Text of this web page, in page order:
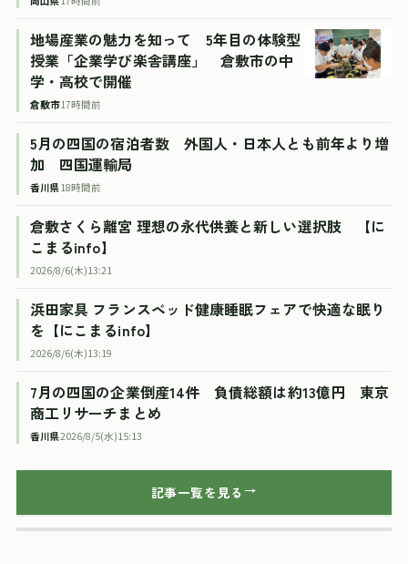
地場産業の魅力を知って 5年目の体験型
授業「企業学び楽舎講座」 倉敷市の中
学・高校で開催
倉敷市17時間前
5月の四国の宿泊者数 外国人・日本人とも前年より増
加 四国運輸局
香川県18時間前
倉敷さくら離宮 理想の永代供養と新しい選択肢 【に
こまるinfo】
2026/8/6(木)13:21
浜田家具 フランスベッド健康睡眠フェアで快適な眠り
を【にこまるinfo】
2026/8/6(木)13:19
7月の四国の企業倒産14件 負債総額は約13億円 東京
商工リサーチまとめ
香川県2026/8/5(水)15:13
記事一覧を見る